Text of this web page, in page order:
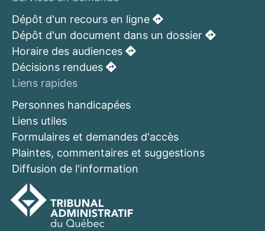
Dépôt d'un recours en ligne
Dépôt d'un document dans un dossier
Horaire des audiences
Décisions rendues
Liens rapides
Personnes handicapées
Liens utiles
Formulaires et demandes d'accès
Plaintes, commentaires et suggestions
Diffusion de l'information